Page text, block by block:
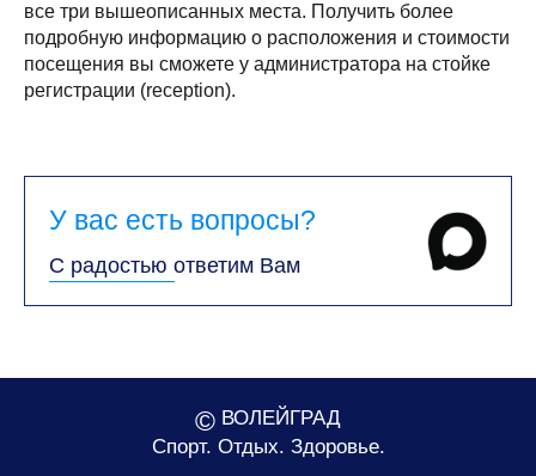
все три вышеописанных места. Получить более
подробную информацию о расположения и стоимости
посещения вы сможете у администратора на стойке
регистрации (reception).
У вас есть вопросы?
С радостью ответим Вам
© ВОЛЕЙГРАД
Спорт. Отдых. Здоровье.